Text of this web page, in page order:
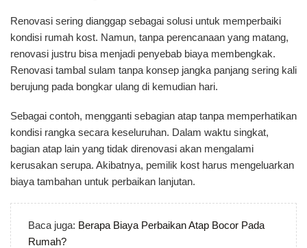
Renovasi sering dianggap sebagai solusi untuk memperbaiki
kondisi rumah kost. Namun, tanpa perencanaan yang matang,
renovasi justru bisa menjadi penyebab biaya membengkak.
Renovasi tambal sulam tanpa konsep jangka panjang sering kali
berujung pada bongkar ulang di kemudian hari.
Sebagai contoh, mengganti sebagian atap tanpa memperhatikan
kondisi rangka secara keseluruhan. Dalam waktu singkat,
bagian atap lain yang tidak direnovasi akan mengalami
kerusakan serupa. Akibatnya, pemilik kost harus mengeluarkan
biaya tambahan untuk perbaikan lanjutan.
Baca juga: Berapa Biaya Perbaikan Atap Bocor Pada
Rumah?